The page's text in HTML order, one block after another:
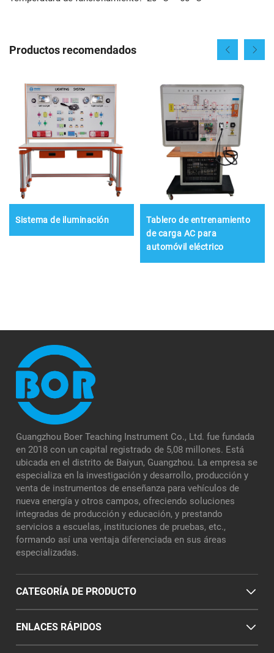
Productos recomendados
Sistema de iluminación
Tablero de entrenamiento
de carga AC para
automóvil eléctrico
Guangzhou Boer Teaching Instrument Co., Ltd. fue fundada
en 2018 con un capital registrado de 5,08 millones. Está
ubicada en el distrito de Baiyun, Guangzhou. La empresa se
especializa en la investigación y desarrollo, producción y
venta de instrumentos de enseñanza para vehículos de
nueva energía y otros campos, ofreciendo soluciones
integradas de producción y educación, y prestando
servicios a escuelas, instituciones de pruebas, etc.,
formando así una ventaja diferenciada en sus áreas
especializadas.
CATEGORÍA DE PRODUCTO
ENLACES RÁPIDOS